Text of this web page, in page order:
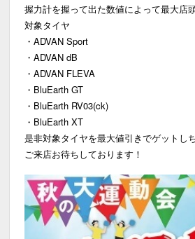
握力計を握って出た数値によって最大店
対象タイヤ
・ADVAN Sport
・ADVAN dB
・ADVAN FLEVA
・BluEarth GT
・BluEarth RV03(ck)
・BluEarth XT
是非対象タイヤを最大値引きでゲットし
ご来店お待ちしております！